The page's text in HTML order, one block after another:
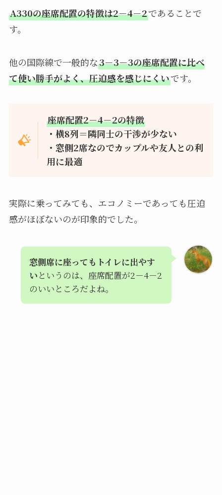
A330の座席配置の特徴は2－4－2であることで
す。
他の国際線で一般的な3－3－3の座席配置に比べ
て使い勝手がよく、圧迫感を感じにくいです。
座席配置2－4－2の特徴
・横8列＝隣同士の干渉が少ない
・窓側2席なのでカップルや友人との利
用に最適
実際に乗ってみても、エコノミーであっても圧迫
感がほぼないのが印象的でした。
窓側席に座ってもトイレに出やす
い というのは、座席配置が2－4－2
のいいところだよね。